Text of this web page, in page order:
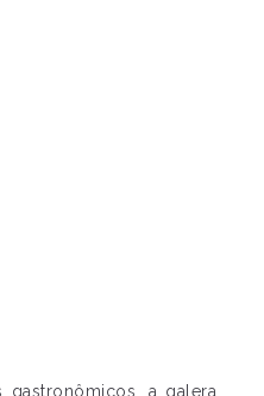
gastronômicos, a galera